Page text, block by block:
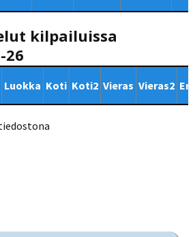
kilpailuissa
26
Luokka Koti Koti2 Vieras Vieras2